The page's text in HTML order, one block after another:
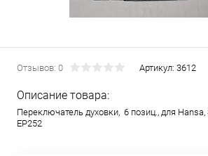
Отзывов: 0 Артикул: 3612
Описание товара:
Переключатель духовки, 6 позиц., для Hansa,
EP252